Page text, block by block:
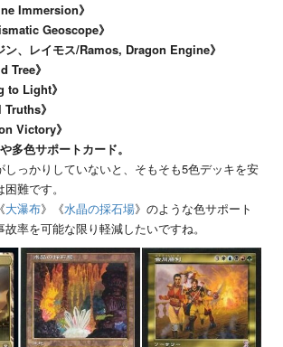
Immersion》
Geoscope》
ン、レイモス/Ramos, Dragon Engine》
Tree》
to Light》
》
Victory》
多色サポートカード。
しっかりしていないと、そもそも5色デッキを安
難です。
大瀑布》《水晶の採石場》のような色サポート
率を可能な限り軽減したいですね。